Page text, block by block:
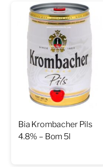
Bia Krombacher Pils
4.8% – Bom 5l